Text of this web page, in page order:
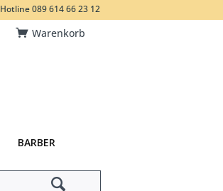
Hotline 089 614 66 23 12
Warenkorb
BARBER